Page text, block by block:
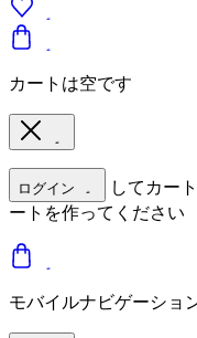
カートは空です
ログイン
してカー
ートを作ってください
モバイルナビゲーショ